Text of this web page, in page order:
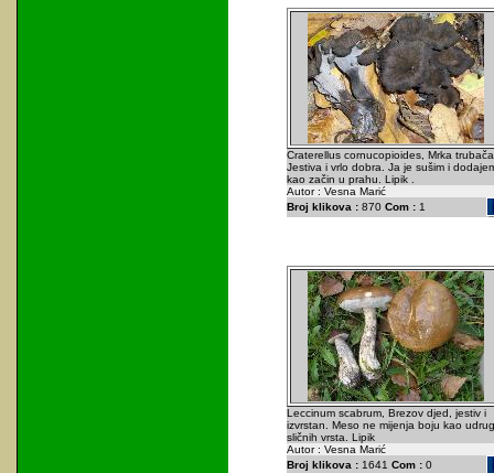
Craterellus cornucopioides, Mrka
Jestiva i vrlo dobra. Ja je sušim i
kao začin u prahu. Lipik .
Autor : Vesna Marić
Broj klikova :870 Com :1
Leccinum scabrum, Brezov djed, jestiv i
izvrstan. Meso ne mijenja boju kao
sličnih vrsta. Lipik
Autor : Vesna Marić
Broj klikova :1641 Com :0